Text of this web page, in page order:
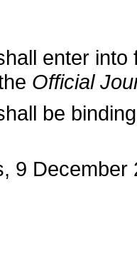
enter
Official
be
9 December